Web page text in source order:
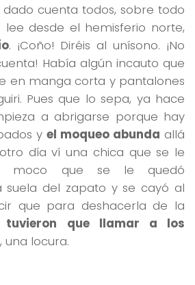
cuenta todos, sobre todo
desde el hemisferio norte,
. ¡Coño! Diréis al unísono. ¡No
Había algún incauto que
en manga corta y pantalones
Pues que lo sepa, ya hace
a abrigarse porque hay
y el moqueo abunda allá
día ví una chica que se le
moco que se le quedó
suela del zapato y se cayó al
que para deshacerla de la
tuvieron que llamar a los
una locura.